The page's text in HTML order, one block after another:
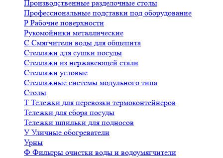
Производственные разделочные столы
Профессиональные подставки под оборудование
Р Рабочие поверхности
Рукомойники металлические
С Смягчители воды для общепита
Стеллажи для сушки посуды
Стеллажи из нержавеющей стали
Стеллажи угловые
Стеллажные системы модульного типа
Столы
Т Тележки для перевозки термоконтейнеров
Тележки для сбора посуды
Тележки шпильки для подносов
У Уличные обогреватели
Урны
Ф Фильтры очистки воды и водоумягчители